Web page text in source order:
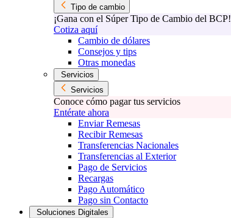
Tipo de cambio
¡Gana con el Súper Tipo de Cambio del BCP!
Cotiza aquí
Cambio de dólares
Consejos y tips
Otras monedas
Servicios
Servicios
Conoce cómo pagar tus servicios
Entérate ahora
Enviar Remesas
Recibir Remesas
Transferencias Nacionales
Transferencias al Exterior
Pago de Servicios
Recargas
Pago Automático
Pago sin Contacto
Soluciones Digitales